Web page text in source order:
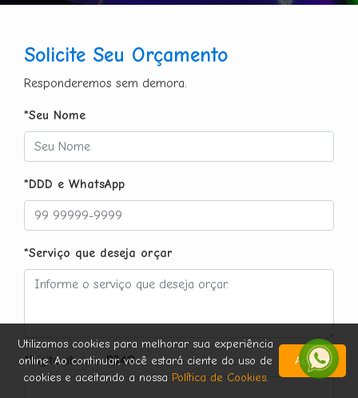
Solicite Seu Orçamento
Responderemos sem demora.
*Seu Nome
*DDD e WhatsApp
*Serviço que deseja orçar
*Digite abaixo:R34G
Utilizamos cookies para melhorar sua experiência
online. Ao continuar, você estará ciente do uso de
cookies e aceitando a nossa Política de Cookies.
Aceitar